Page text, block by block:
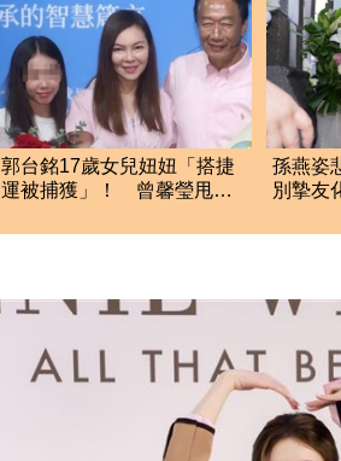
郭台銘17歲女兒妞妞「搭捷
運被捕獲」！ 曾馨瑩甩尪
孫燕姿
別摯友